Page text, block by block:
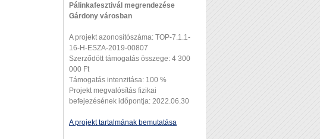
Pálinkafesztivál megrendezése
Gárdony városban
A projekt azonosítószáma: TOP-7.1.1-
16-H-ESZA-2019-00807
Szerződött támogatás összege: 4 300
000 Ft
Támogatás intenzitása: 100 %
Projekt megvalósítás fizikai
befejezésének időpontja: 2022.06.30
A projekt tartalmának bemutatása